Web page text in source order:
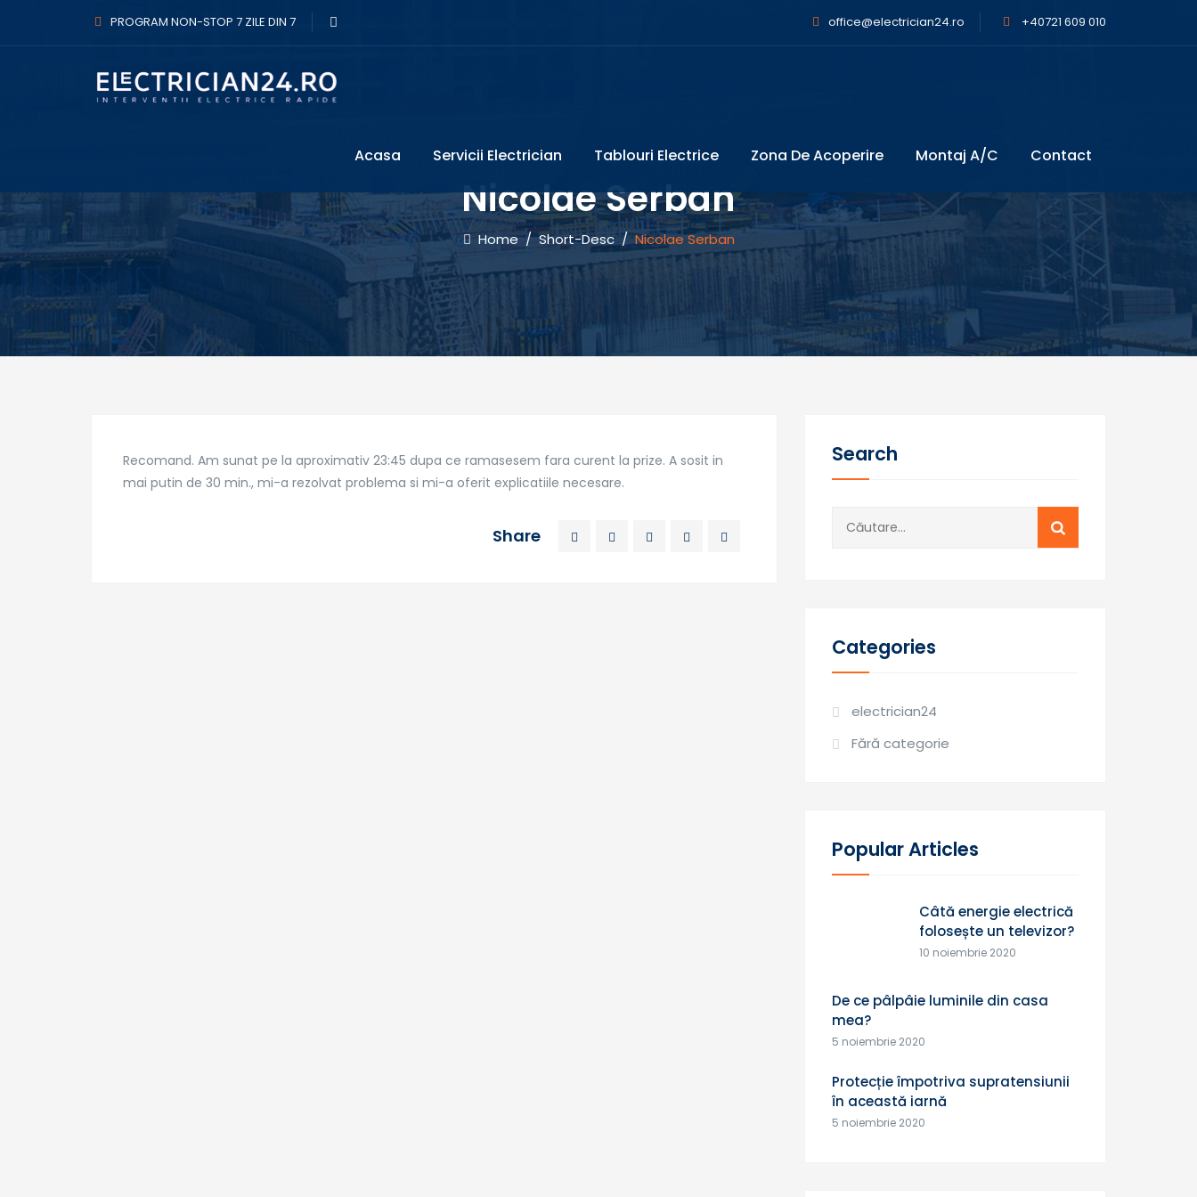
PROGRAM NON-STOP 7 ZILE DIN 7 office@electrician24.ro +40721 609 010
Acasa Servicii Electrician Tablouri Electrice Zona De Acoperire Montaj A/C Contact
Nicolae Serban
Home/Short-Desc/ Nicolae Serban
Recomand. Am sunat pe la aproximativ 23:45 dupa ce ramasesem fara curent la prize. A sosit in
mai putin de 30 min., mi-a rezolvat problema si mi-a oferit explicatiile necesare.
Share
Search
Categories
electrician24
Fără categorie
Popular Articles
Câtă energie electrică
folosește un televizor?
10 noiembrie 2020
De ce pâlpâie luminile din casa
mea?
5 noiembrie 2020
Protecție împotriva supratensiunii
în această iarnă
5 noiembrie 2020